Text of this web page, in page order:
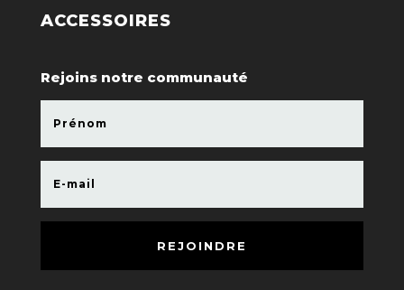
ACCESSOIRES
Rejoins notre communauté
REJOINDRE